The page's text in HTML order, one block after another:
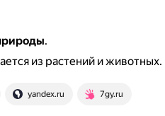
.
из растений и животных.
yandex.ru 7gy.ru